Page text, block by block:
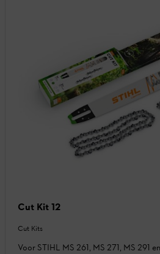
Cut Kit 12
Cut Kits
Voor STIHL MS 261, MS 271, MS 291